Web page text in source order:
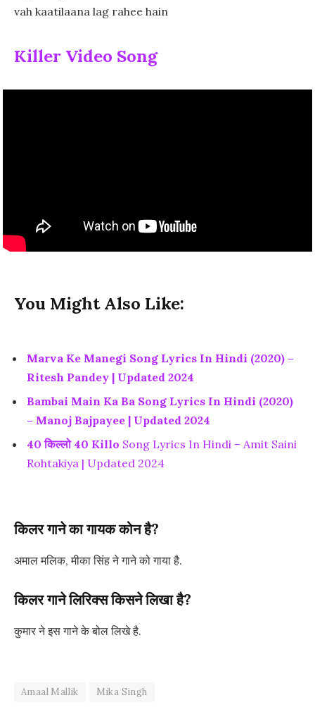
vah kaatilaana lag rahee hain
Killer Video Song
You Might Also Like:
Marva Ke Manegi Song Lyrics In Hindi (2020) –
Ritesh Pandey | Updated 2024
Bambai Main Ka Ba Song Lyrics In Hindi (2020)
– Manoj Bajpayee | Updated 2024
40 किल्लो 40 Killo Song Lyrics In Hindi – Amit Saini
Rohtakiya | Updated 2024
किलरगानेका गायक कोन है?
अमाल मलिक, मीका सिंह ने गाने को गाया है.
किलर गानेलिरिक्स किसने लिखा है?
कुमार ने इस गाने के बोल लिखे है.
Amaal Mallik Mika Singh